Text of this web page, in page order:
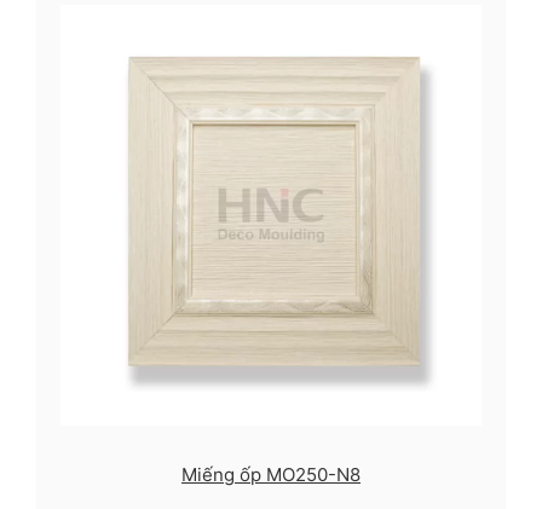
Miếng ốp MO250-N8